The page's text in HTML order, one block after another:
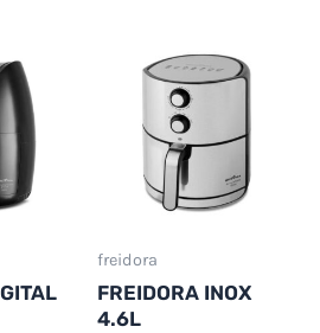
freidora
FREIDORA INOX
4.6L